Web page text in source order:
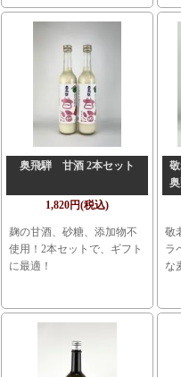
奥飛騨 甘酒 2本セット
1,820円(税込)
麹の甘酒、砂糖、添加物不
使用！2本セットで、ギフト
に最適！
敬
ラ
な